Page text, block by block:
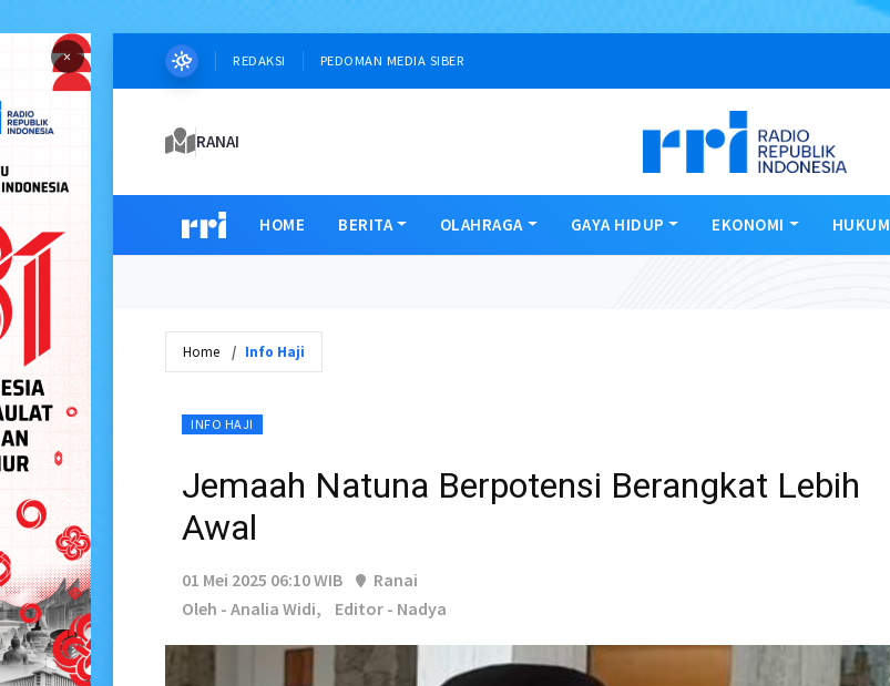
× REDAKSI PEDOMAN MEDIA SIBER
RANAI
HOME BERITA OLAHRAGA GAYA HIDUP EKONOMI HUKUM
Home Info Haji
INFO HAJI
Jemaah Natuna Berpotensi Berangkat Lebih
Awal
01 Mei 2025 06:10 WIB
Ranai
Oleh - Analia Widi,
Editor - Nadya